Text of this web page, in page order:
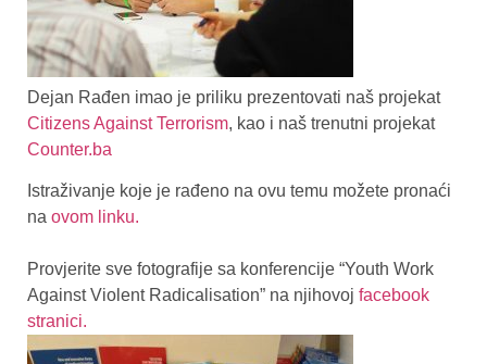
Dejan Rađen imao je priliku prezentovati naš projekat
Citizens Against Terrorism, kao i naš trenutni projekat
Counter.ba
Istraživanje koje je rađeno na ovu temu možete pronaći
na ovom linku.
Provjerite sve fotografije sa konferencije “Youth Work
Against Violent Radicalisation” na njihovoj facebook
stranici.